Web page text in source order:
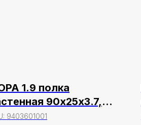
1.9 полка
90х25х3.7,
9403601001